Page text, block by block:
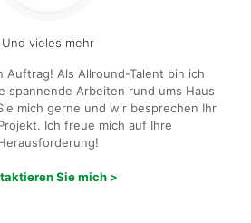
Und vieles mehr
Auftrag! Als Allround-Talent bin ich
spannende Arbeiten rund ums Haus
mich gerne und wir besprechen Ihr
Ich freue mich auf Ihre
Sie mich >